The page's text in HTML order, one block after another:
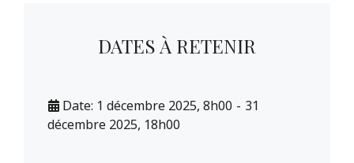
DATES À RETENIR
Date: 1 décembre 2025, 8h00 - 31
décembre 2025, 18h00